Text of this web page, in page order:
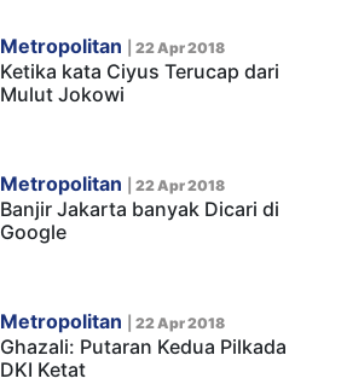
Metropolitan |22 Apr 2018
Ketika kata Ciyus Terucap dari
Mulut Jokowi
Metropolitan |22 Apr 2018
Banjir Jakarta banyak Dicari di
Google
Metropolitan |22 Apr 2018
Ghazali: Putaran Kedua Pilkada
DKI Ketat